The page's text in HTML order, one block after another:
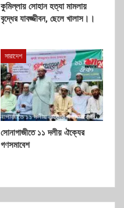
কুমিল্লায় সোহান হত্যা মামলায়
বৃদ্ধের যাবজ্জীবন, ছেলে খালাস।।
সারাদেশ
সোনাগাজীতে ১১ দলীয় ঐক্যের
গণসমাবেশ